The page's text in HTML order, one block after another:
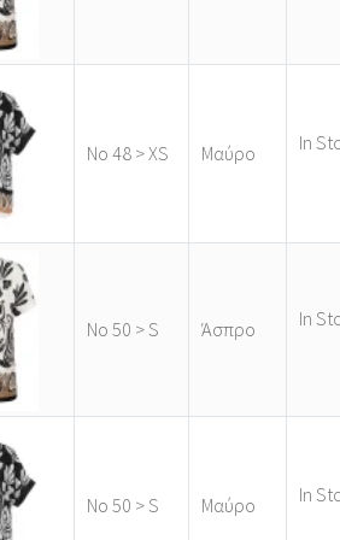
Νο 48 > XS Μαύρο In
Νο 50 > S Άσπρο In
Νο 50 > S Μαύρο In